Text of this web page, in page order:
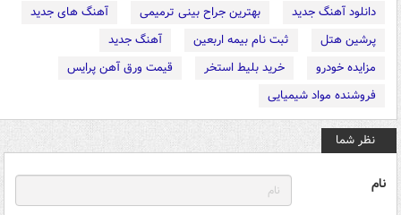
دانلود آهنگ جدید
بهترین جراح بینی ترمیمی
آهنگ های جدید
پرشین هتل
ثبت نام بیمه اربعین
آهنگ جدید
مزایده خودرو
خرید بلیط استخر
قیمت ورق آهن پرایس
فروشنده مواد شیمیایی
نظر شما
نام